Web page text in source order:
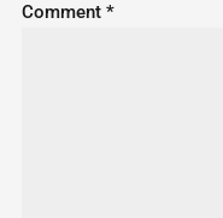
Comment *